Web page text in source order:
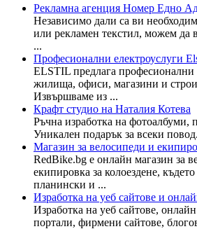
Рекламна агенция Номер Едно
Независимо дали са ви
или рекламен текстил, можем да
...
Професионални електроуслуги
ELSTIL предлага професионални
жилища, офиси, магазини и
Извършваме из ...
Крафт студио на Наталия Котева
Ръчна изработка на фотоалбуми,
Уникален подарък за всеки повод.
Магазин за велосипеди и
RedBike.bg е онлайн магазин за
екипировка за колоездене,
планински и ...
Изработка на уеб сайтове и
Изработка на уеб сайтовe,
портали, фирмени сайтове,